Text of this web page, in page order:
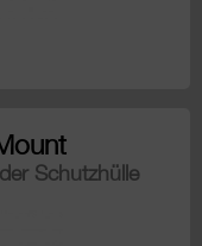
Schutzhülle